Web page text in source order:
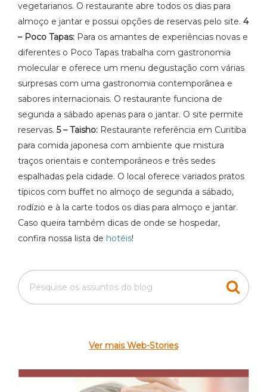
vegetarianos. O restaurante abre todos os dias para
almoço e jantar e possui opções de reservas pelo site. 4
– Poco Tapas: Para os amantes de experiências novas e
diferentes o Poco Tapas trabalha com gastronomia
molecular e oferece um menu degustação com várias
surpresas com uma gastronomia contemporânea e
sabores internacionais. O restaurante funciona de
segunda a sábado apenas para o jantar. O site permite
reservas. 5 – Taisho: Restaurante referência em Curitiba
para comida japonesa com ambiente que mistura
traços orientais e contemporâneos e três sedes
espalhadas pela cidade. O local oferece variados pratos
típicos com buffet no almoço de segunda a sábado,
rodízio e à la carte todos os dias para almoço e jantar.
Caso queira também dicas de onde se hospedar,
confira nossa lista de hotéis!
Ver mais Web-Stories